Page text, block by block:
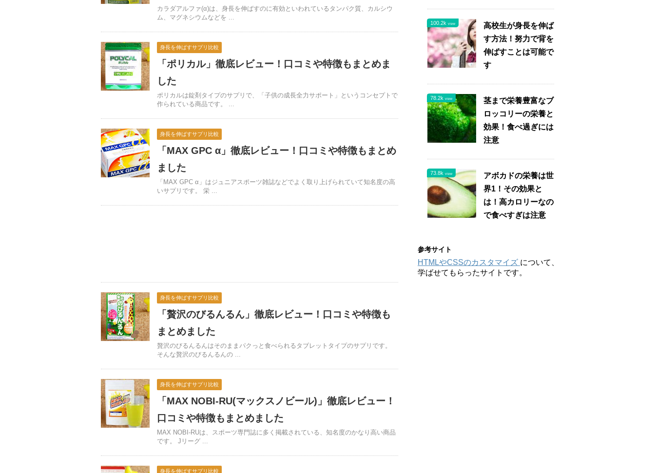
カラダアルファ(α)は、身長を伸ばすのに有効といわれているタンパク質、カルシウ
ム、マグネシウムなどを ...
身長を伸ばすサプリ比較
「ポリカル」徹底レビュー！口コミや特徴もまとめま
した
ポリカルは錠剤タイプのサプリで、「子供の成長全力サポート」というコンセプトで
作られている商品です。 ...
身長を伸ばすサプリ比較
「MAX GPC α」徹底レビュー！口コミや特徴もまとめ
ました
「MAX GPC α」はジュニアスポーツ雑誌などでよく取り上げられていて知名度の高
いサプリです。 栄 ...
身長を伸ばすサプリ比較
「贅沢のびるんるん」徹底レビュー！口コミや特徴も
まとめました
贅沢のびるんるんはそのままパクっと食べられるタブレットタイプのサプリです。
そんな贅沢のびるんるんの ...
身長を伸ばすサプリ比較
「MAX NOBI-RU(マックスノビール)」徹底レビュー！
口コミや特徴もまとめました
MAX NOBI-RUは、スポーツ専門誌に多く掲載されている、知名度のかなり高い商品
です。 Jリーグ ...
身長を伸ばすサプリ比較
100.2k view
高校生が身長を伸ば
す方法！努力で背を
伸ばすことは可能で
す
78.2k view
茎まで栄養豊富なブ
ロッコリーの栄養と
効果！食べ過ぎには
注意
73.8k view
アボカドの栄養は世
界1！その効果と
は！高カロリーなの
で食べすぎは注意
参考サイト
HTMLやCSSのカスタマイズ について、
学ばせてもらったサイトです。